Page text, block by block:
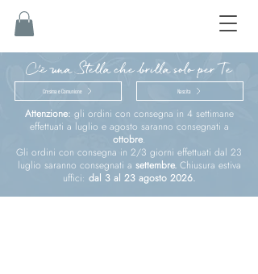
C'è una Stella che brilla solo per Te
Cresima e Comunione Nascita
Attenzione: gli ordini con consegna in 4 settimane
effettuati a luglio e agosto saranno consegnati a
ottobre.
Gli ordini con consegna in 2/3 giorni effettuati dal 23
luglio saranno consegnati a settembre.Chiusura estiva
uffici: dal 3 al 23 agosto 2026.